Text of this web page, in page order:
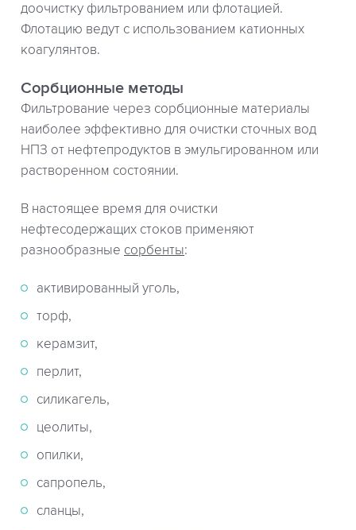
доочистку фильтрованием или флотацией.
Флотацию ведут с использованием катионных
коагулянтов.
Сорбционные методы
Фильтрование через сорбционные материалы
наиболее эффективно для очистки сточных вод
НПЗ от нефтепродуктов в эмульгированном или
растворенном состоянии.
В настоящее время для очистки
нефтесодержащих стоков применяют
разнообразные сорбенты:
активированный уголь,
торф,
керамзит,
перлит,
силикагель,
цеолиты,
опилки,
сапропель,
сланцы,